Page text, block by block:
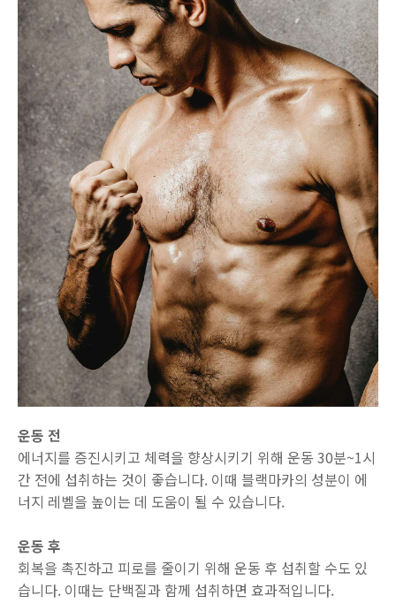
운동 전
에너지를 증진시키고 체력을 향상시키기 위해 운동 30분~1시
간 전에 섭취하는 것이 좋습니다. 이때 블랙마카의 성분이 에
너지 레벨을 높이는 데 도움이 될 수 있습니다.
운동 후
회복을 촉진하고 피로를 줄이기 위해 운동 후 섭취할 수도 있
습니다. 이때는 단백질과 함께 섭취하면 효과적입니다.